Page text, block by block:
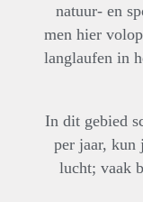
natuur- en
men hier
langlaufen in
In dit gebied
per jaar, kun
lucht; vaak